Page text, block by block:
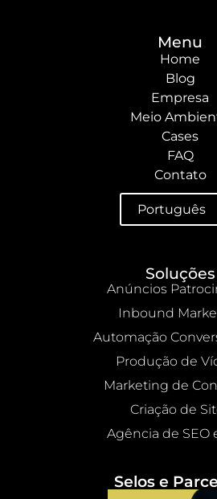
Menu
Home
Blog
Empresa
Meio
Cases
FAQ
Contato
Soluções
Anúncios
Inbound
Automação
Produção de
Marketing de
Criação de
Agência de SEO
Selos e